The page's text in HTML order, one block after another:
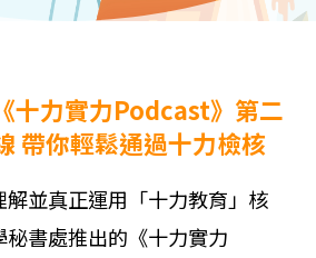
十力實力Podcast》第二
帶你輕鬆通過十力檢核
並真正運用「十力教育」核
書處推出的《十力實力